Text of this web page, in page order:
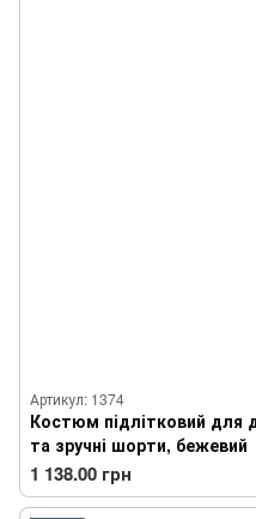
Артикул: 1374
Костюм підлітковий для
та зручні шорти, бежевий
1 138.00 грн